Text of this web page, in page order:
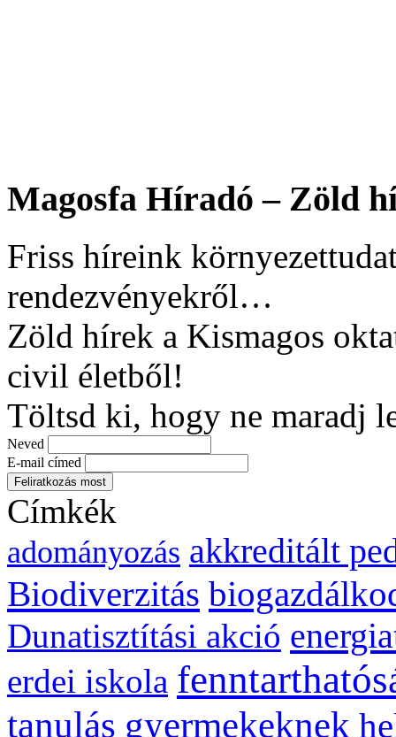
Magosfa Híradó – Zöld
Friss híreink
rendezvényekről…
Zöld hírek a Kismagos
civil életből!
Töltsd ki, hogy ne maradj
Neved
E-mail címed
Címkék
adományozás akkreditált
Biodiverzitás
Dunatisztítási akció
erdei iskola
tanulás gyermekeknek